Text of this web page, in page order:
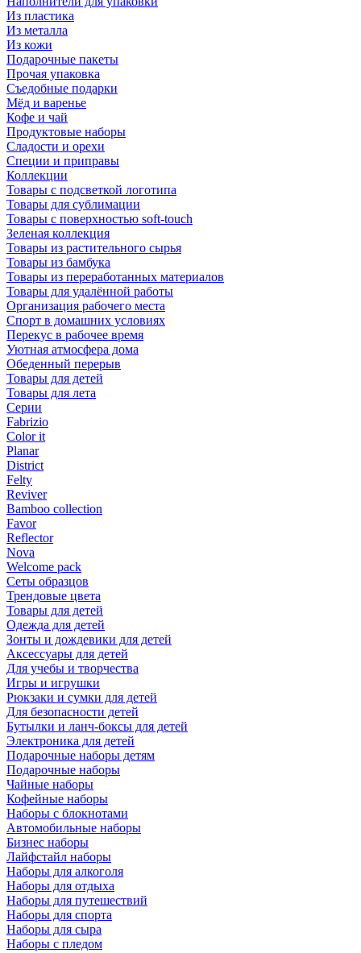
Из пластика
Из металла
Из кожи
Подарочные пакеты
Прочая упаковка
Съедобные подарки
Мёд и варенье
Кофе и чай
Продуктовые наборы
Сладости и орехи
Специи и приправы
Коллекции
Товары с подсветкой логотипа
Товары для сублимации
Товары с поверхностью soft-touch
Зеленая коллекция
Товары из растительного сырья
Товары из бамбука
Товары из переработанных материалов
Товары для удалённой работы
Организация рабочего места
Спорт в домашних условиях
Перекус в рабочее время
Уютная атмосфера дома
Обеденный перерыв
Товары для детей
Товары для лета
Серии
Fabrizio
Color it
Planar
District
Felty
Reviver
Bamboo collection
Favor
Reflector
Nova
Welcome pack
Сеты образцов
Трендовые цвета
Товары для детей
Одежда для детей
Зонты и дождевики для детей
Аксессуары для детей
Для учебы и творчества
Игры и игрушки
Рюкзаки и сумки для детей
Для безопасности детей
Бутылки и ланч-боксы для детей
Электроника для детей
Подарочные наборы детям
Подарочные наборы
Чайные наборы
Кофейные наборы
Наборы с блокнотами
Автомобильные наборы
Бизнес наборы
Лайфстайл наборы
Наборы для алкоголя
Наборы для отдыха
Наборы для путешествий
Наборы для спорта
Наборы для сыра
Наборы с пледом